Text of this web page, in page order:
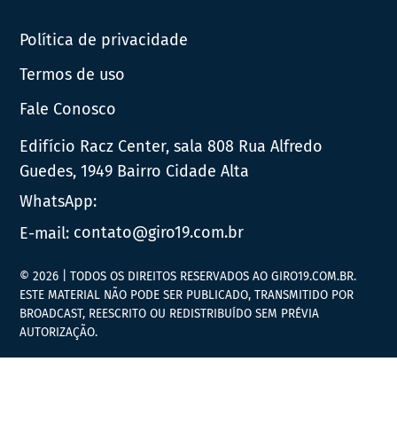
Política de privacidade
Termos de uso
Fale Conosco
Edifício Racz Center, sala 808 Rua Alfredo
Guedes, 1949 Bairro Cidade Alta
WhatsApp:
E-mail: contato@giro19.com.br
© 2026 | TODOS OS DIREITOS RESERVADOS AO GIRO19.COM.BR.
ESTE MATERIAL NÃO PODE SER PUBLICADO, TRANSMITIDO POR
BROADCAST, REESCRITO OU REDISTRIBUÍDO SEM PRÉVIA
AUTORIZAÇÃO.